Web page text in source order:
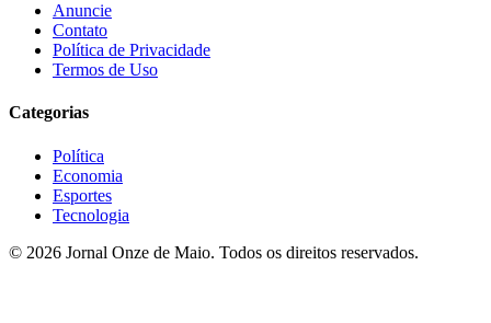
Anuncie
Contato
Política de Privacidade
Termos de Uso
Categorias
Política
Economia
Esportes
Tecnologia
© 2026 Jornal Onze de Maio. Todos os direitos reservados.